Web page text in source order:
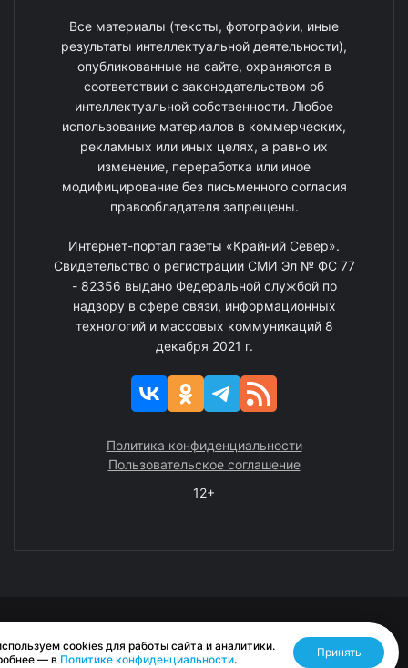
Все материалы (тексты, фотографии, иные
результаты интеллектуальной деятельности),
опубликованные на сайте, охраняются в
соответствии с законодательством об
интеллектуальной собственности. Любое
использование материалов в коммерческих,
рекламных или иных целях, а равно их
изменение, переработка или иное
модифицирование без письменного согласия
правообладателя запрещены.
Интернет-портал газеты «Крайний Север».
Свидетельство о регистрации СМИ Эл № ФС 77
- 82356 выдано Федеральной службой по
надзору в сфере связи, информационных
технологий и массовых коммуникаций 8
декабря 2021 г.
Политика конфиденциальности
Пользовательское соглашение
12+
Разработано RASA
cookies для работы сайта и аналитики.
— в Политике конфиденциальности.
Принять